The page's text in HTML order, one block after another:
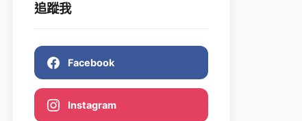
追蹤我
Facebook
Instagram